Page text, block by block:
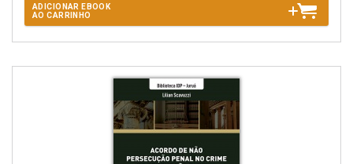
ADICIONAR EBOOK
AO CARRINHO